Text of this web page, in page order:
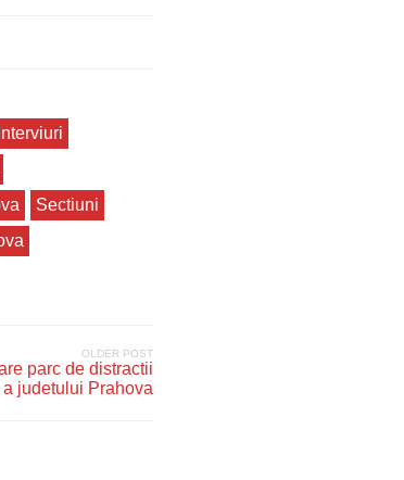
Interviuri
Sectiuni
OLDER POST
parc de distractii
judetului Prahova